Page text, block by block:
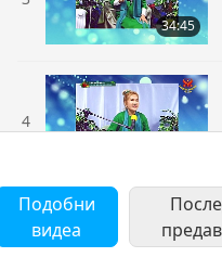
34:45
4
Подобни
видеа